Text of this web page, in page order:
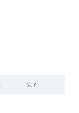
完了